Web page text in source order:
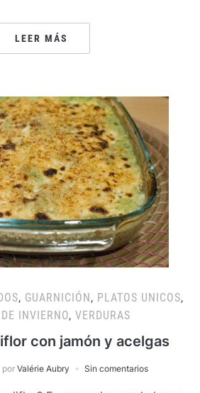
LEER MÁS
, GUARNICIÓN, PLATOS UNICOS,
INVIERNO, VERDURAS
con jamón y acelgas
por Valérie Aubry Sin comentarios